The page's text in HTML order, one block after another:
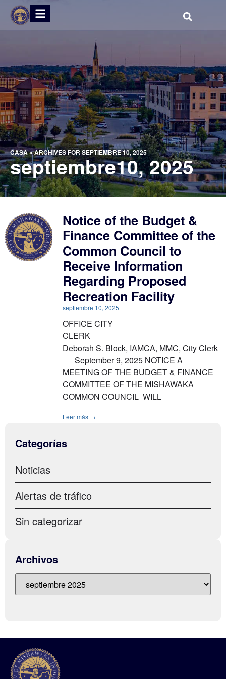
CASA»ARCHIVES FOR SEPTIEMBRE 10, 2025
septiembre10, 2025
Notice of the Budget &
Finance Committee of the
Common Council to
Receive Information
Regarding Proposed
Recreation Facility
septiembre 10, 2025
OFFICE CITY
CLERK
Deborah S. Block, IAMCA, MMC, City Clerk
September 9, 2025 NOTICE A
MEETING OF THE BUDGET & FINANCE
COMMITTEE OF THE MISHAWAKA
COMMON COUNCIL WILL
Leer más →
Categorías
Noticias
Alertas de tráfico
Sin categorizar
Archivos